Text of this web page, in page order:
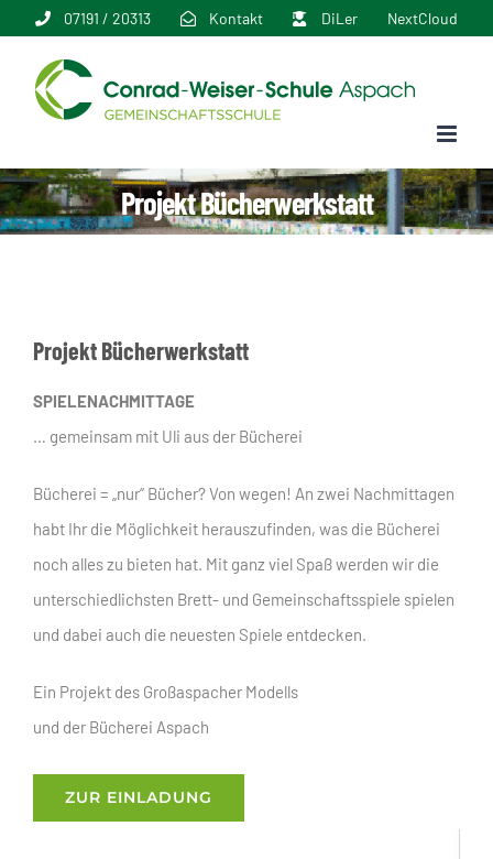
springen
07191 / 20313 Kontakt DiLer NextCloud
Projekt Bücherwerkstatt
Projekt Bücherwerkstatt
SPIELENACHMITTAGE
… gemeinsam mit Uli aus der Bücherei
Bücherei = „nur“ Bücher? Von wegen! An zwei Nachmittagen
habt Ihr die Möglichkeit herauszufinden, was die Bücherei
noch alles zu bieten hat. Mit ganz viel Spaß werden wir die
unterschiedlichsten Brett- und Gemeinschaftsspiele spielen
und dabei auch die neuesten Spiele entdecken.
Ein Projekt des Großaspacher Modells
und der Bücherei Aspach
ZUR EINLADUNG